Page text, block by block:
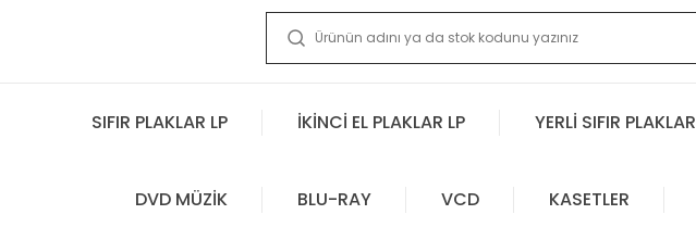
SIFIR PLAKLAR LP İKİNCİ EL PLAKLAR LP YERLİ SIFIR PLAKLAR
DVD MÜZİK BLU-RAY VCD KASETLER